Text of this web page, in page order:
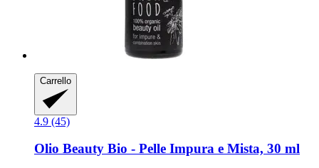
Carrello
4.9 (45)
Olio Beauty Bio -​ Pelle Impura e Mista, 30 ml